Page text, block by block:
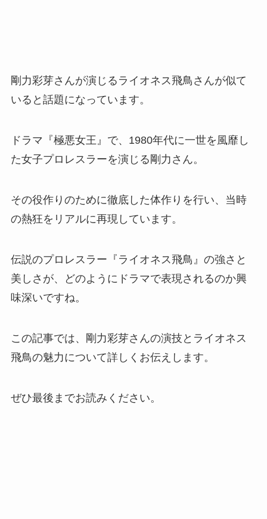
剛力彩芽さんが演じるライオネス飛鳥さんが似て
いると話題になっています。
ドラマ『極悪女王』で、1980年代に一世を風靡し
た女子プロレスラーを演じる剛力さん。
その役作りのために徹底した体作りを行い、当時
の熱狂をリアルに再現しています。
伝説のプロレスラー『ライオネス飛鳥』の強さと
美しさが、どのようにドラマで表現されるのか興
味深いですね。
この記事では、剛力彩芽さんの演技とライオネス
飛鳥の魅力について詳しくお伝えします。
ぜひ最後までお読みください。